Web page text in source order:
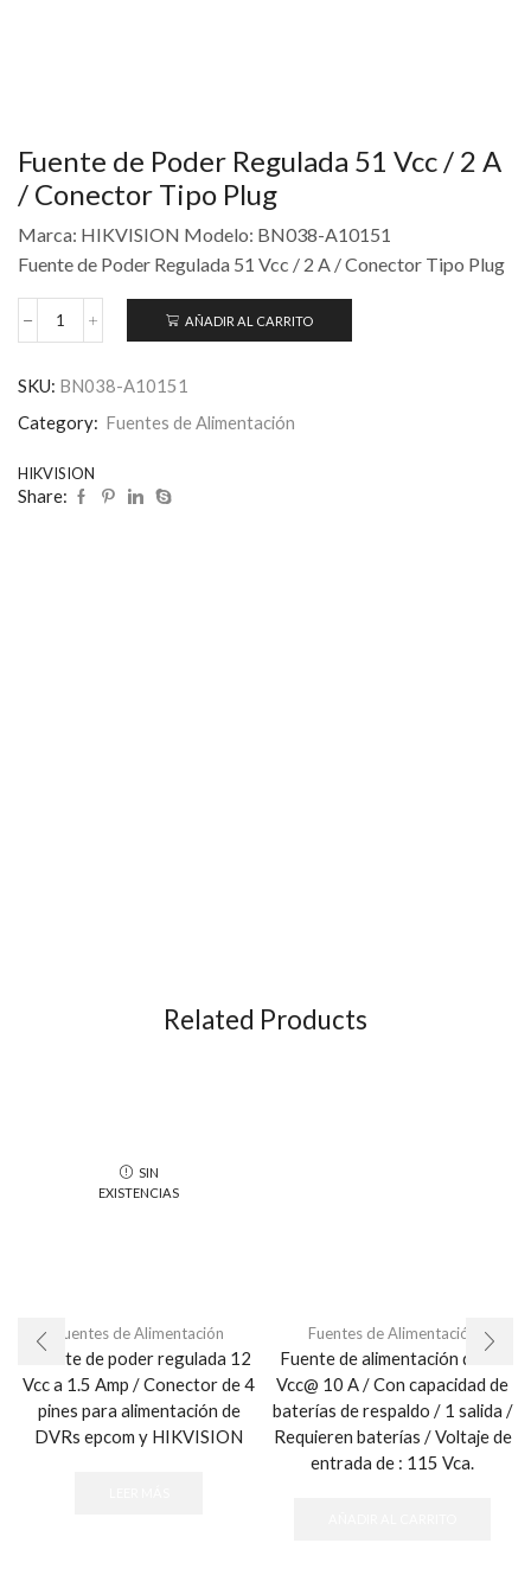
Fuente de Poder Regulada 51 Vcc / 2 A
/ Conector Tipo Plug
Marca: HIKVISION Modelo: BN038-A10151
Fuente de Poder Regulada 51 Vcc / 2 A / Conector Tipo Plug
AÑADIR AL CARRITO
SKU: BN038-A10151
Category: Fuentes de Alimentación
HIKVISION
Share:
Related Products
SIN
EXISTENCIAS
Fuentes de Alimentación
Fuente de poder regulada 12
Vcc a 1.5 Amp / Conector de 4
pines para alimentación de
DVRs epcom y HIKVISION
Fuentes de Alimentación
Fuente de alimentación de 24
Vcc@ 10 A / Con capacidad de
baterías de respaldo / 1 salida /
Requieren baterías / Voltaje de
entrada de : 115 Vca.